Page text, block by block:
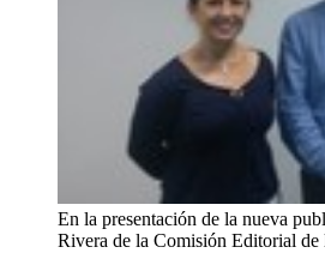
En la presentación de la nueva
Rivera de la Comisión Editorial